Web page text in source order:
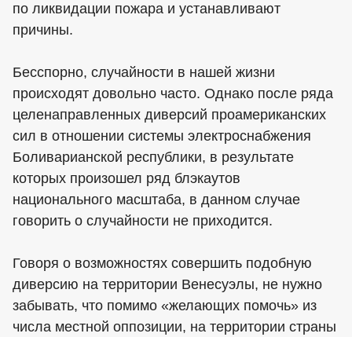
по ликвидации пожара и устанавливают
причины.
Бесспорно, случайности в нашей жизни
происходят довольно часто. Однако после ряда
целенаправленных диверсий проамериканских
сил в отношении системы электроснабжения
Боливарианской республики, в результате
которых произошел ряд блэкаутов
национального масштаба, в данном случае
говорить о случайности не приходится.
Говоря о возможностях совершить подобную
диверсию на территории Венесуэлы, не нужно
забывать, что помимо «желающих помочь» из
числа местной оппозиции, на территории страны